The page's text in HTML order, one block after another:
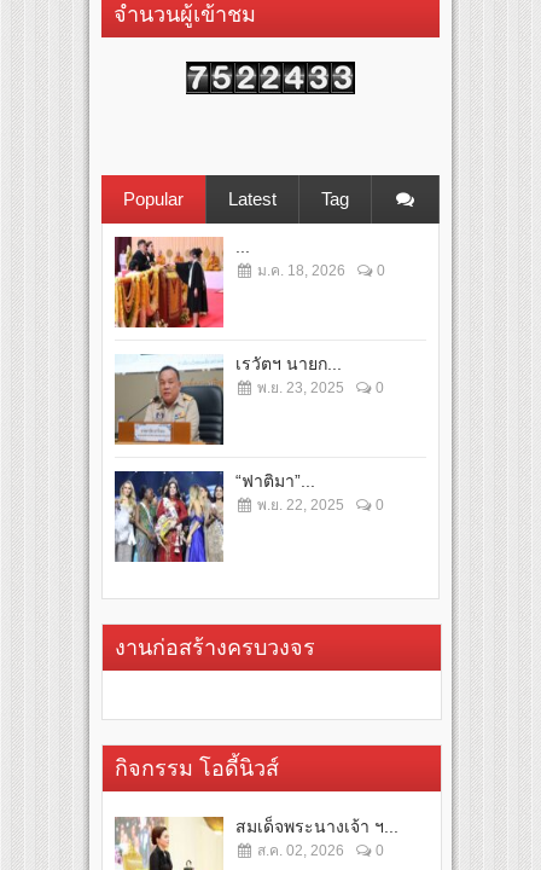
จำนวนผู้เข้าชม
Popular Latest Tag
ม.ค. 18, 2026 0
เรวัตฯ นายก...
พ.ย. 23, 2025 0
“ฟาติมา”...
พ.ย. 22, 2025 0
งานก่อสร้างครบวงจร
กิจกรรม โอดี้นิวส์
สมเด็จพระนางเจ้า ฯ...
ส.ค. 02, 2026 0